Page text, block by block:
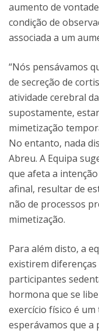
aumento de
condição de
associada a um
“Nós pensávamos
de secreção de
atividade cerebral
supostamente,
mimetização
No entanto, nada
Abreu. A Equipa
que afeta a
afinal, resultar de
não de processos
mimetização.
Para além disto, a
existirem
participantes
hormona que se
exercício físico é
esperávamos que a